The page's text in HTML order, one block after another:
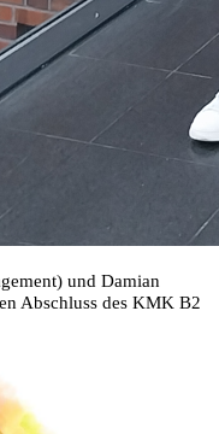
und Damian
Abschluss des KMK B2